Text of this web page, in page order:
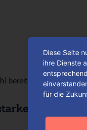
bereit.
mit
Diese Seite
ihre Dienste
für die